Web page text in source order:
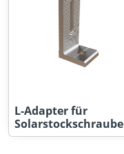
L-Adapter für
Solarstockschraube